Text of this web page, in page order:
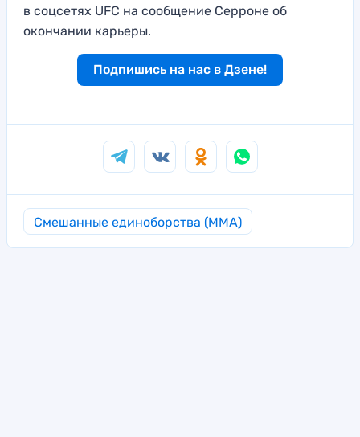
в соцсетях UFC на сообщение Серроне об
окончании карьеры.
Подпишись на нас в Дзене!
Смешанные единоборства (MMA)